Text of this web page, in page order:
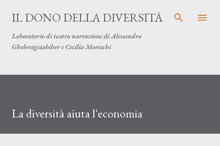
Passa ai contenuti principali
IL DONO DELLA DIVERSITÀ
Laboratorio di teatro narrazione di Alessandro
Ghebreigziabiher e Cecilia Moreschi
La diversità aiuta l'economia